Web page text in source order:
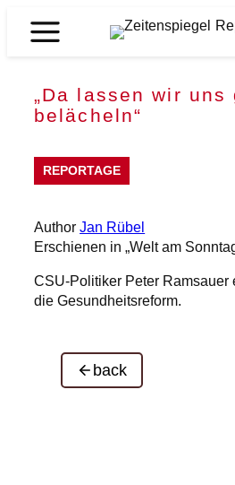
Zeitenspiegel
„Da lassen wir uns
belächeln“
REPORTAGE
AuthorJan Rübel
Erschienen in „Welt am
CSU-Politiker Peter Ramsauer
die Gesundheitsreform.
back